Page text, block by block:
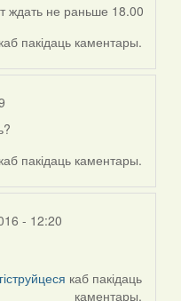
ждать не раньше 18.00
каб пакідаць каментары.
каб пакідаць каментары.
- 12:20
каб пакідаць
каментары.